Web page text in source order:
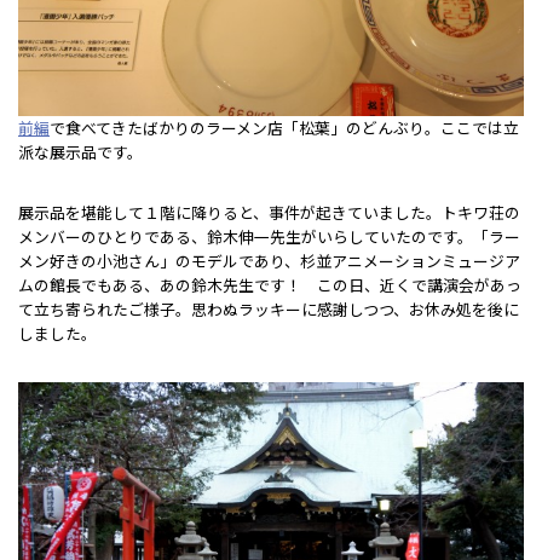
前編で食べてきたばかりのラーメン店「松葉」のどんぶり。ここでは立
派な展示品です。
展示品を堪能して１階に降りると、事件が起きていました。トキワ荘の
メンバーのひとりである、鈴木伸一先生がいらしていたのです。「ラー
メン好きの小池さん」のモデルであり、杉並アニメーションミュージア
ムの館長でもある、あの鈴木先生です！ この日、近くで講演会があっ
て立ち寄られたご様子。思わぬラッキーに感謝しつつ、お休み処を後に
しました。